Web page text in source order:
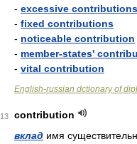
- excessive contributions
- fixed contributions
- noticeable contribution
- member-states'
- vital contribution
English-russian dctionary of
13
contribution
вклад имя